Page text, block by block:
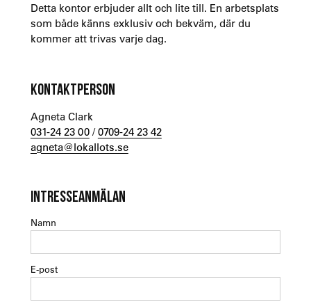
Detta kontor erbjuder allt och lite till. En arbetsplats
som både känns exklusiv och bekväm, där du
kommer att trivas varje dag.
KONTAKTPERSON
Agneta Clark
031-24 23 00/0709-24 23 42
agneta@lokallots.se
INTRESSEANMÄLAN
Namn
E-post